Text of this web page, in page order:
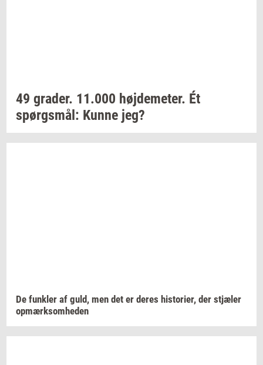
49 gra­der. 11.000 høj­de­me­ter. Ét
spørgs­mål: Kunne jeg?
De funk­ler af guld, men det er deres hi­sto­ri­er, der stjæ­ler
op­mærk­som­he­den